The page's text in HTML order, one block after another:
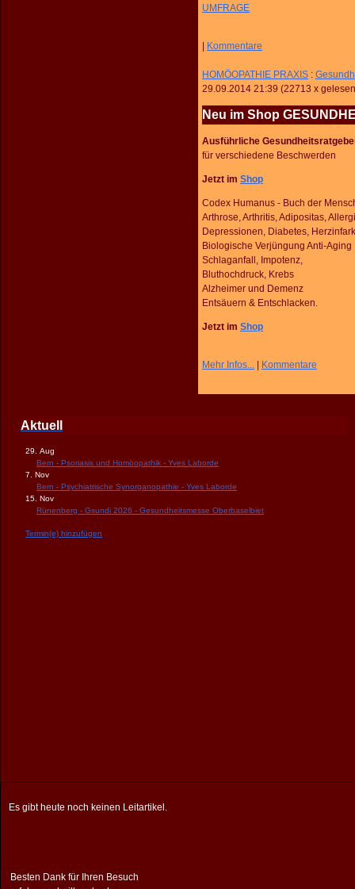
UMFRAGE
Kommentare
HOMÖOPATHIE PRAXIS :
29.09.2014 21:39 (22713 x gelesen
Neu im Shop
Ausführliche
für verschiedene Beschwerden
Jetzt im Shop
Codex Humanus - Buch der
Arthrose, Arthritis, Adipositas,
Depressionen, Diabetes,
Biologische Verjüngung Anti-Aging
Schlaganfall, Impotenz,
Bluthochdruck, Krebs
Alzheimer und Demenz
Entsäuern & Entschlacken.
Jetzt im Shop
Mehr Infos... Kommentare
Aktuell
29. Aug
Bern - Psoriasis und Homöopathik - Yves Laborde
7. Nov
Bern - Psychiatrische Synorganopathie - Yves Laborde
15. Nov
Rünenberg - Gsundi 2026 - Gesundheitsmesse Oberbaselbiet
Termin(e) hinzufügen
Es gibt heute noch keinen Leitartikel.
Besten Dank für Ihren Besuch